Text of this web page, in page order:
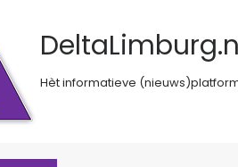
Hèt informatieve